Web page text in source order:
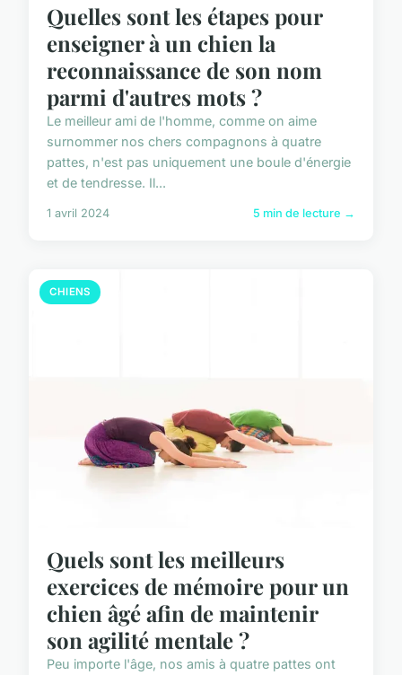
Quelles sont les étapes pour
enseigner à un chien la
reconnaissance de son nom
parmi d'autres mots ?
Le meilleur ami de l'homme, comme on aime
surnommer nos chers compagnons à quatre
pattes, n'est pas uniquement une boule d'énergie
et de tendresse. Il...
1 avril 2024 5 min de lecture →
CHIENS
Quels sont les meilleurs
exercices de mémoire pour un
chien âgé afin de maintenir
son agilité mentale ?
Peu importe l'âge, nos amis à quatre pattes ont